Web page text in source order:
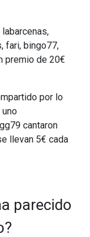
fari, bingo77,
premio de 20€
por lo
cantaron
llevan 5€ cada
parecido